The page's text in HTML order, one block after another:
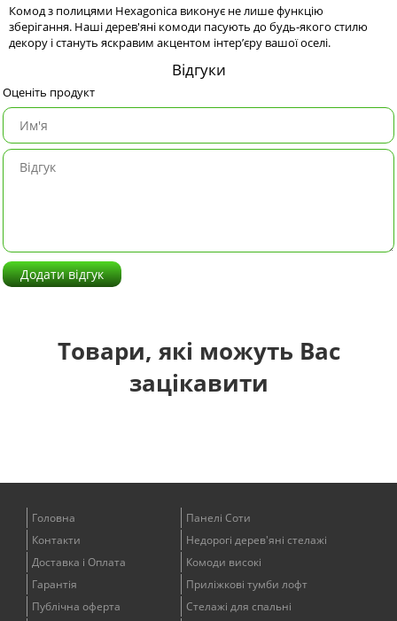
Комод з полицями Hexagonica виконує не лише функцію
зберігання. Наші дерев'яні комоди пасують до будь-якого стилю
декору і стануть яскравим акцентом інтер’єру вашої оселі.
Відгуки
Оценіть продукт
Додати відгук
Товари, які можуть Вас
зацікавити
Головна
Контакти
Доставка і Оплата
Гарантія
Публічна оферта
Панелі Соти
Недорогі дерев'яні стелажі
Комоди високі
Приліжкові тумби лофт
Стелажі для спальні